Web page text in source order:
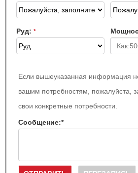
Руд:*
Если вышеуказанная информация
вашим потребностям, пожалуйста,
свои конкретные потребности.
Сообщение:*